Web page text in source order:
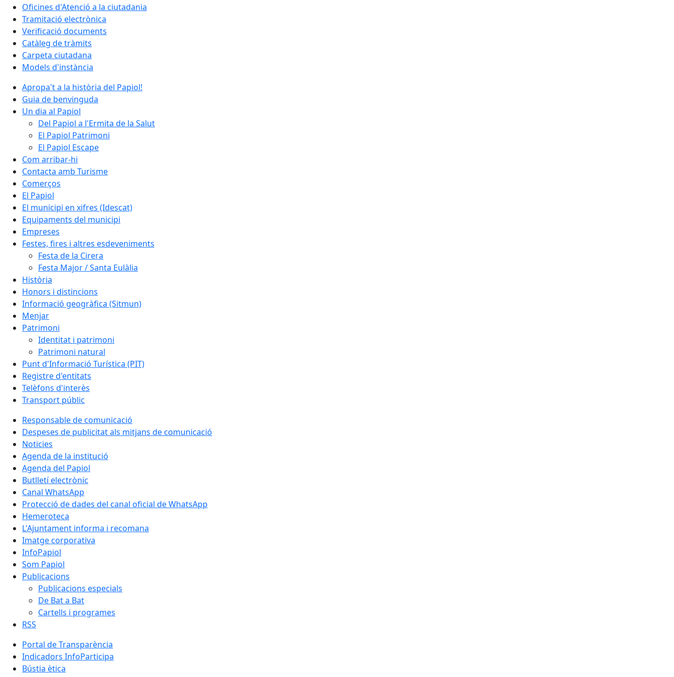
Oficines d'Atenció a la ciutadania
Tramitació electrònica
Verificació documents
Catàleg de tràmits
Carpeta ciutadana
Models d'instància
Apropa't a la història del Papiol!
Guia de benvinguda
Un dia al Papiol
Del Papiol a l'Ermita de la Salut
El Papiol Patrimoni
El Papiol Escape
Com arribar-hi
Contacta amb Turisme
Comerços
El Papiol
El municipi en xifres (Idescat)
Equipaments del municipi
Empreses
Festes, fires i altres esdeveniments
Festa de la Cirera
Festa Major / Santa Eulàlia
Història
Honors i distincions
Informació geogràfica (Sitmun)
Menjar
Patrimoni
Identitat i patrimoni
Patrimoni natural
Punt d'Informació Turística (PIT)
Registre d'entitats
Telèfons d'interès
Transport públic
Responsable de comunicació
Despeses de publicitat als mitjans de comunicació
Noticies
Agenda de la institució
Agenda del Papiol
Butlletí electrònic
Canal WhatsApp
Protecció de dades del canal oficial de WhatsApp
Hemeroteca
L'Ajuntament informa i recomana
Imatge corporativa
InfoPapiol
Som Papiol
Publicacions
Publicacions especials
De Bat a Bat
Cartells i programes
RSS
Portal de Transparència
Indicadors InfoParticipa
Bústia ètica